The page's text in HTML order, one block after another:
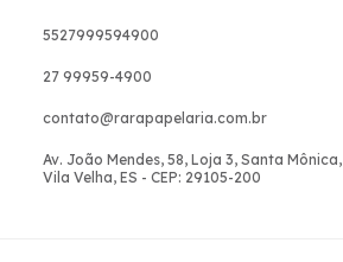
5527999594900
27 99959-4900
contato@rarapapelaria.com.br
Av. João Mendes, 58, Loja 3, Santa Mônica,
Vila Velha, ES - CEP: 29105-200